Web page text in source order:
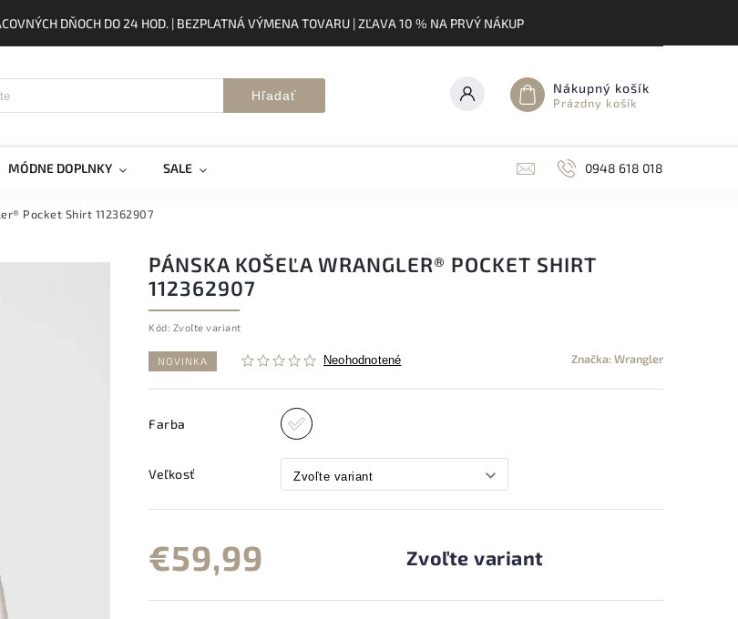
DŇOCH DO 24 HOD. | BEZPLATNÁ VÝMENA TOVARU | ZĽAVA 10 % NA PRVÝ NÁKUP
Hľadať Nákupný košík
Prázdny košík
MÓDNE DOPLNKY SALE 0948 618 018
Pocket Shirt 112362907
PÁNSKA KOŠEĽA WRANGLER® POCKET SHIRT
112362907
Kód: Zvoľte variant
NOVINKA Neohodnotené Značka:Wrangler
Farba
Veľkosť
€59,99 Zvoľte variant